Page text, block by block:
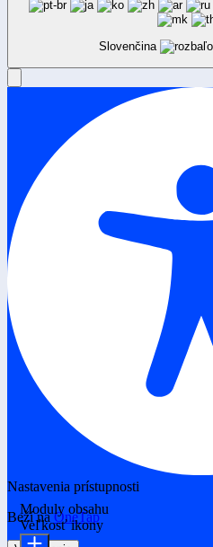
Slovenčina
Nastavenia prístupnosti
Beží naOneTap
Moduly obsahu
Veľkosť ikony